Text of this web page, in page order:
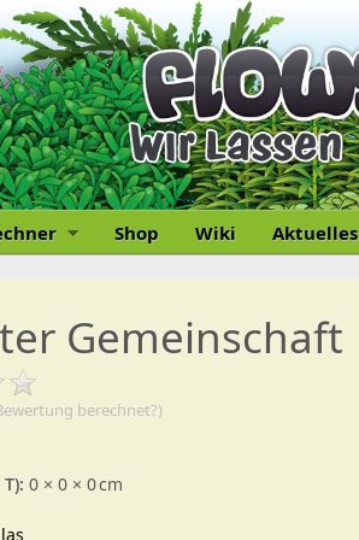
Shop Wiki Aktuelles
Gemeinschaft
berechnet?)
0 × 0 × 0 cm